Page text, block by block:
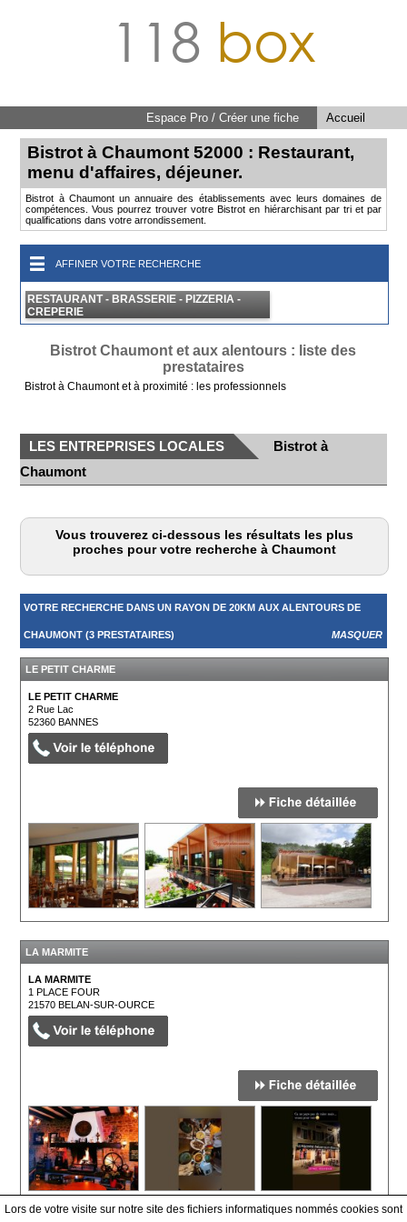
118 box
Accueil
Espace Pro / Créer une fiche
Bistrot à Chaumont 52000 : Restaurant,
menu d'affaires, déjeuner.
Bistrot à Chaumont un annuaire des établissements avec leurs domaines de
compétences. Vous pourrez trouver votre Bistrot en hiérarchisant par tri et par
qualifications dans votre arrondissement.
AFFINER VOTRE RECHERCHE
RESTAURANT - BRASSERIE - PIZZERIA -
CREPERIE
Bistrot Chaumont et aux alentours : liste des
prestataires
Bistrot à Chaumont et à proximité : les professionnels
LES ENTREPRISES LOCALES
Bistrot à
Chaumont
Vous trouverez ci-dessous les résultats les plus
proches pour votre recherche à Chaumont
VOTRE RECHERCHE DANS UN RAYON DE 20KM AUX ALENTOURS DE
CHAUMONT (3 PRESTATAIRES) MASQUER
LE PETIT CHARME
LE PETIT CHARME
2 Rue Lac
52360BANNES
LA MARMITE
LA MARMITE
1 PLACE FOUR
21570BELAN-SUR-OURCE
Lors de votre visite sur notre site des fichiers informatiques nommés cookies sont